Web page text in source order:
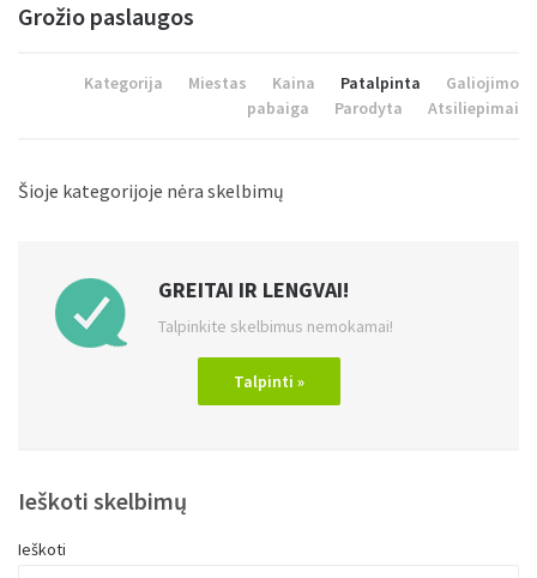
Grožio paslaugos
Kategorija Miestas Kaina Patalpinta
Galiojimo
pabaiga
Parodyta Atsiliepimai
Šioje kategorijoje nėra skelbimų
GREITAI IR LENGVAI!
Talpinkite skelbimus nemokamai!
Talpinti »
Ieškoti skelbimų
Ieškoti